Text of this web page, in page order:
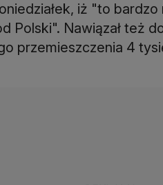
iż "to
Polski". Nawiązał też
przemieszczenia 4